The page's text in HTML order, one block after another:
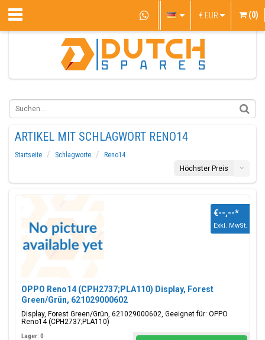
€ EUR (0)
ARTIKEL MIT SCHLAGWORT RENO14
Startseite Schlagworte
Reno14
Höchster Preis
OPPO Reno14 (CPH2737;PLA110) Display, Forest
Green/Grün, 621029000602
Display, Forest Green/Grün, 621029000602, Geeignet für: OPPO
Reno14 (CPH2737;PLA110)
€--,--*
Exkl. MwSt.
Lager: 0